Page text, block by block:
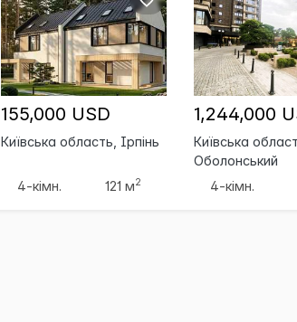
155,000 USD
Київська область, Ірпінь
4-кімн. 121 м2
1,244,000
Київська
Оболонський
4-кімн.